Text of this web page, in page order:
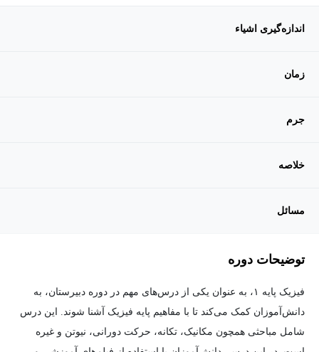
اندازه‌گیری اشیاء
زمان
جرم
خلاصه
مسائل
توضیحات دوره
فیزیک پایه ۱، به عنوان یکی از درس‌های مهم در دوره دبیرستان، به
دانش‌آموزان کمک می‌کند تا با مفاهیم پایه فیزیک آشنا شوند. این درس
شامل مباحثی همچون مکانیک، تکانه، حرکت دورانی، نیوتن و غیره